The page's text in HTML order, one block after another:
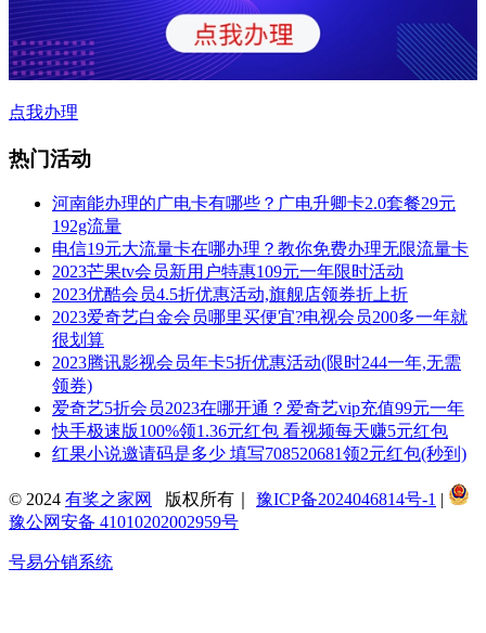
点我办理
热门活动
河南能办理的广电卡有哪些？广电升卿卡2.0套餐29元
192g流量
电信19元大流量卡在哪办理？教你免费办理无限流量卡
2023芒果tv会员新用户特惠109元一年限时活动
2023优酷会员4.5折优惠活动,旗舰店领券折上折
2023爱奇艺白金会员哪里买便宜?电视会员200多一年就
很划算
2023腾讯影视会员年卡5折优惠活动(限时244一年,无需
领券)
爱奇艺5折会员2023在哪开通？爱奇艺vip充值99元一年
快手极速版100%领1.36元红包 看视频每天赚5元红包
红果小说邀请码是多少 填写708520681领2元红包(秒到)
© 2024 有奖之家网 版权所有｜ 豫ICP备2024046814号-1 |
豫公网安备 41010202002959号
号易分销系统